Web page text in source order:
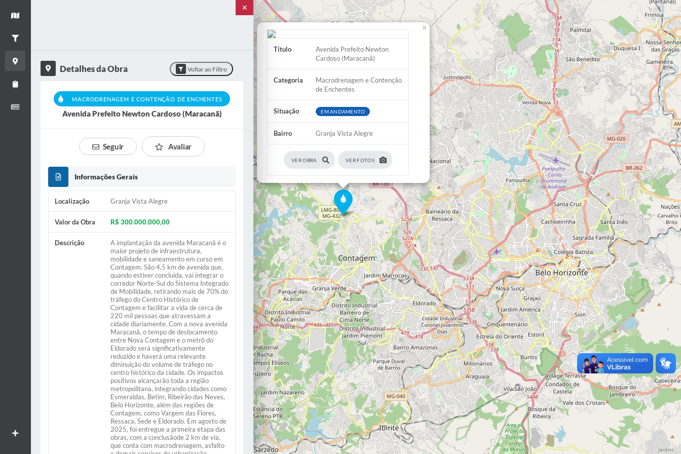
Título
Avenida Prefeito Newton
Cardoso (Maracanã)
Categoria
Macrodrenagem e Contenção
de Enchentes
Situação EM ANDAMENTO
Bairro Granja Vista Alegre
VER OBRA VER FOTOS
×
Ver mapa
Filtrar Obras
Detalhes da Obra
Relatório de Obras
Boletim informativo
Aumentar textos
✕
Detalhes da Obra Voltar ao Filtro
MACRODRENAGEM E CONTENÇÃO DE ENCHENTES
Avenida Prefeito Newton Cardoso (Maracanã)
Seguir Avaliar
Informações Gerais
Localização Granja Vista Alegre
Valor da Obra R$ 300.000.000,00
Descrição
A implantação da avenida Maracanã é o
maior projeto de infraestrutura,
mobilidade e saneamento em curso em
Contagem. São 4,5 km de avenida que,
quando estiver concluída, vai integrar o
corredor Norte-Sul do Sistema Integrado
de Mobilidade, retirando mais de 70% do
tráfego do Centro Histórico de
Contagem e facilitar a vida de cerca de
220 mil pessoas que atravessam a
cidade diariamente. Com a nova avenida
Maracanã, o tempo de deslocamento
entre Nova Contagem e o metrô do
Eldorado será significativamente
reduzido e haverá uma relevante
diminuição do volume de tráfego no
centro histórico da cidade. Os impactos
positivos alcançarão toda a região
metropolitana, integrando cidades como
Esmeraldas, Betim, Ribeirão das Neves,
Belo Horizonte, além das regiões de
Contagem, como Vargem das Flores,
Ressaca, Sede e Eldorado. Em agosto de
2025, foi entregue a primeira etapa das
obras, com a conclusãode 2 km de via,
que conta com macrodrenagem, asfalto